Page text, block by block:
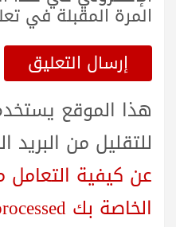
المرة المقبلة في
هذا الموقع
للتقليل من البريد
عن كيفية التعامل
الخاصة بك processed